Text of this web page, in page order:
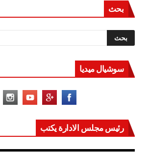
بحث
سوشيال ميديا
رئيس مجلس الادارة يكتب
مصر تعيد للعالم اتزانه